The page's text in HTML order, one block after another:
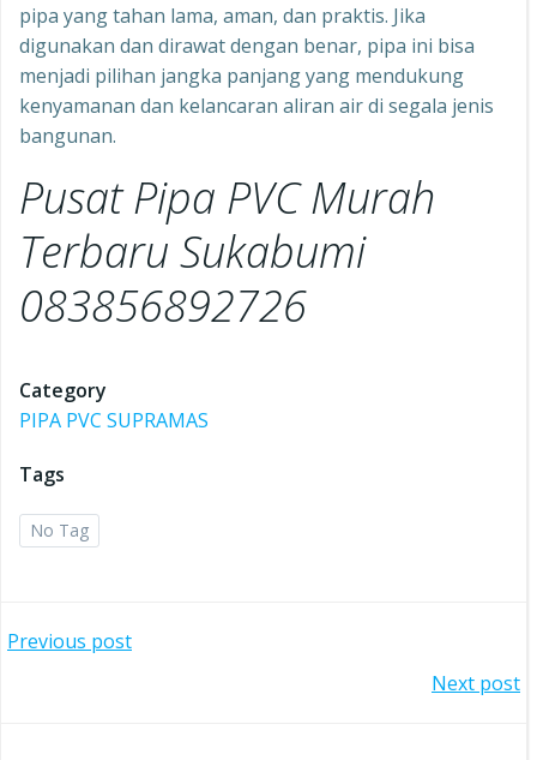
pipa yang tahan lama, aman, dan praktis. Jika
digunakan dan dirawat dengan benar, pipa ini bisa
menjadi pilihan jangka panjang yang mendukung
kenyamanan dan kelancaran aliran air di segala jenis
bangunan.
Pusat Pipa PVC Murah
Terbaru Sukabumi
083856892726
Category
PIPA PVC SUPRAMAS
Tags
No Tag
Post
Previous post
Next post